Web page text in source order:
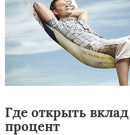
Где открыть
процент